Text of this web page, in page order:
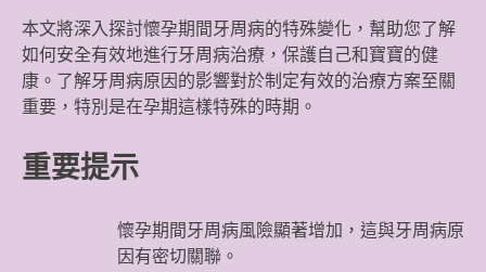
本文將深入探討懷孕期間牙周病的特殊變化，幫助您了解
如何安全有效地進行牙周病治療，保護自己和寶寶的健
康。了解牙周病原因的影響對於制定有效的治療方案至關
重要，特別是在孕期這樣特殊的時期。
重要提示
懷孕期間牙周病風險顯著增加，這與牙周病原
因有密切關聯。